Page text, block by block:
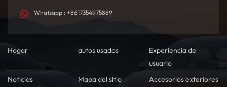
Whatsapp : +8617354975889
Hogar autos usados
Experiencia de
usuario
Noticias
Mapa del sitio
Accesorios exteriores